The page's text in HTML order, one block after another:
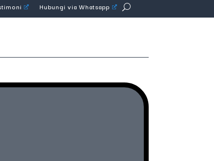
Hubungi via Whatsapp